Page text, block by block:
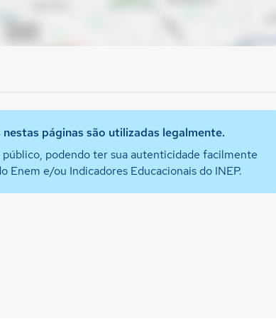
páginas são utilizadas legalmente.
podendo ter sua autenticidade facilmente
Enem e/ou Indicadores Educacionais do INEP.